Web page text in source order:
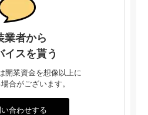
業者から
イスを貰う
開業資金を想像以上に
合がございます。
合わせする